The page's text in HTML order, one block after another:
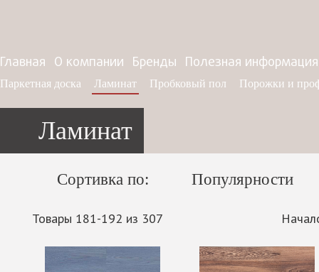
Главная О компании Бренды Полезная информация
Паркетная доска Ламинат Пробковый пол Порожки и
Ламинат
Сортивка по: Популярности
Товары 181-192 из 307